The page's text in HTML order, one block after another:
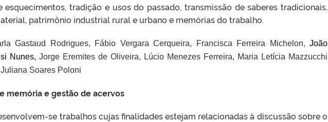
esquecimentos, tradição e usos do passado, transmissão de saberes tradicionais,
patrimônio industrial rural e urbano e memórias do trabalho.
Gastaud Rodrigues, Fábio Vergara Cerqueira, Francisca Ferreira Michelon, João
Nunes, Jorge Eremites de Oliveira, Lúcio Menezes Ferreira, Maria Letícia Mazzucchi
Soares Poloni
memória e gestão de acervos
se trabalhos cujas finalidades estejam relacionadas à discussão sobre o